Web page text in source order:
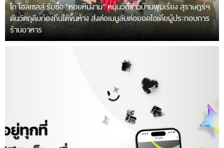
โก โฮลเซลล์ รับซื้อ “หอยหินงาม” หนุนวิถีชาวบ้านพุมเรียง สุราษฎร์ฯ
ดันวัตถุดิบท้องถิ่นใต้ขึ้นห้าง ส่งต่อเมนูลับต่อยอดไอเดียผู้ประกอบการ
ร้านอาหาร